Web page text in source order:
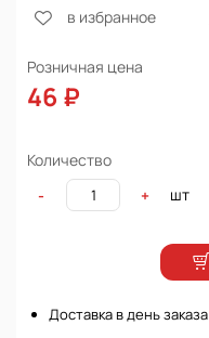
в избранное
Розничная цена
46 ₽
Количество
-
+ шт
Доставка в день заказа